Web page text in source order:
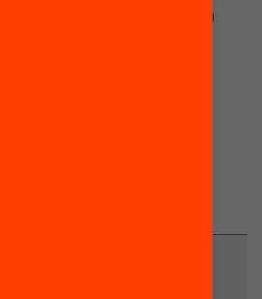
acadèmica en
i Marta Caramés,
Paidós de
Educació Avui.